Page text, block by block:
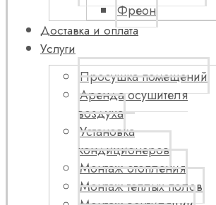
Фреон
Доставка и оплата
Услуги
Просушка помещений
Аренда осушителя
воздуха
Установка
кондиционеров
Монтаж отопления
Монтаж теплых полов